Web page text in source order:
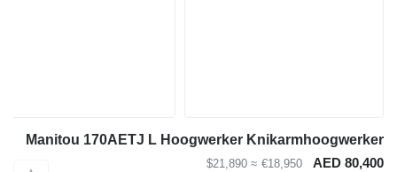
Manitou 170AETJ L Hoogwerker Knikarmhoogwerker
AED 80,400
€18,950
≈ $21,890